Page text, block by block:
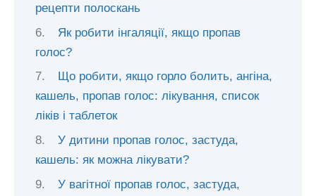
рецепти полоскань
Як робити інгаляції, якщо пропав
голос?
Що робити, якщо горло болить, ангіна,
кашель, пропав голос: лікування, список
ліків і таблеток
У дитини пропав голос, застуда,
кашель: як можна лікувати?
У вагітної пропав голос, застуда,